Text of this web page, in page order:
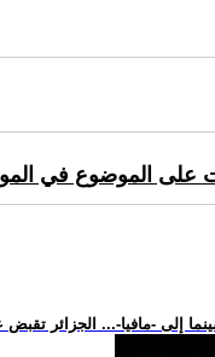
على الموضوع في
إلى -مافيا-... الجزائر